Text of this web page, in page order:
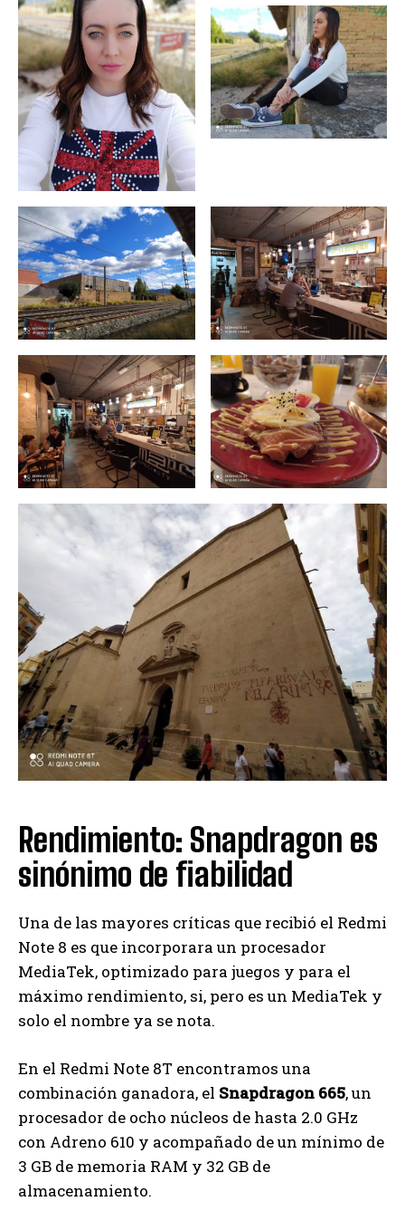
Rendimiento: Snapdragon es
sinónimo de fiabilidad
Una de las mayores críticas que recibió el Redmi
Note 8 es que incorporara un procesador
MediaTek, optimizado para juegos y para el
máximo rendimiento, si, pero es un MediaTek y
solo el nombre ya se nota.
En el Redmi Note 8T encontramos una
combinación ganadora, el Snapdragon 665, un
procesador de ocho núcleos de hasta 2.0 GHz
con Adreno 610 y acompañado de un mínimo de
3 GB de memoria RAM y 32 GB de
almacenamiento.